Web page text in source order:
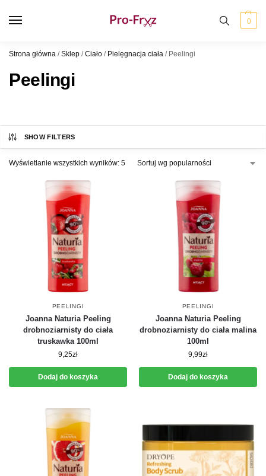
0
Strona główna /Sklep /Ciało / Pielęgnacja ciała / Peelingi
Peelingi
SHOW FILTERS
Wyświetlanie wszystkich wyników: 5
PEELINGI
Joanna Naturia Peeling
drobnoziarnisty do ciała
truskawka 100ml
9,25zł
Dodaj do koszyka
PEELINGI
Joanna Naturia Peeling
drobnoziarnisty do ciała malina
100ml
9,99zł
Dodaj do koszyka